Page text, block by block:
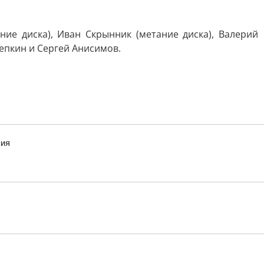
диска), Иван Скрынник (метание диска), Валерий
и Сергей Анисимов.